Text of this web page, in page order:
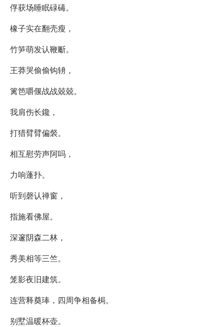
俘获场睡眠碌碡。
橡子实在翻壳瘦，
竹笋萌发认鞭斸。
王莽哭偷偷钩辀，
篱笆嚼偃战战兢兢。
我肩伤长鑱，
打猎臂臂偏裻。
相互慰劳声阿吗，
力响蓬扑。
听到磬认禅窗，
指施看佛屋。
深邃阴森二林，
秀美相等三竺。
笼影夜旧建筑。
连营释奠琫，四周争相备梮。
别墅温暖杯壶。